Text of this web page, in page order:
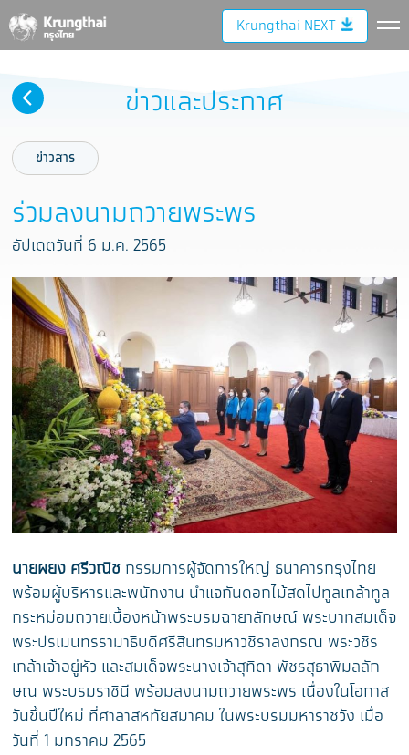
Krungthai NEXT
ข่าวและประกาศ
ข่าวสาร
ร่วมลงนามถวายพระพร
อัปเดตวันที่ 6 ม.ค. 2565
นายผยง ศรีวณิช กรรมการผู้จัดการใหญ่ ธนาคารกรุงไทย
พร้อมผู้บริหารและพนักงาน นำแจกันดอกไม้สดไปทูลเกล้าทูล
กระหม่อมถวายเบื้องหน้าพระบรมฉายาลักษณ์ พระบาทสมเด็จ
พระปรเมนทรรามาธิบดีศรีสินทรมหาวชิราลงกรณ พระวชิร
เกล้าเจ้าอยู่หัว และสมเด็จพระนางเจ้าสุทิดา พัชรสุธาพิมลลัก
ษณ พระบรมราชินี พร้อมลงนามถวายพระพร เนื่องในโอกาส
วันขึ้นปีใหม่ ที่ศาลาสหทัยสมาคม ในพระบรมมหาราชวัง เมื่อ
วันที่ 1 มกราคม 2565